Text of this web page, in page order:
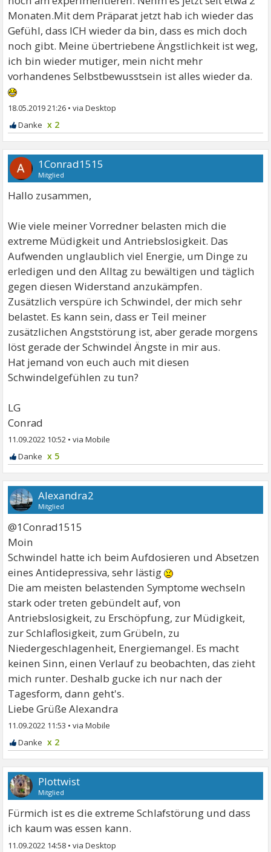
Monaten.Mit dem Präparat jetzt hab ich wieder das
Gefühl, dass ICH wieder da bin, dass es mich doch
noch gibt. Meine übertriebene Ängstlichkeit ist weg,
ich bin wieder mutiger, mein nicht mehr
vorhandenes Selbstbewusstsein ist alles wieder da.
18.05.2019 21:26 •
x 2
1Conrad1515
Mitglied
Hallo zusammen,
Wie viele meiner Vorredner belasten mich die
extreme Müdigkeit und Antriebslosigkeit. Das
Aufwenden unglaublich viel Energie, um Dinge zu
erledigen und den Alltag zu bewältigen und täglich
gegen diesen Widerstand anzukämpfen.
Zusätzlich verspüre ich Schwindel, der mich sehr
belastet. Es kann sein, dass er Teil meiner
zusätzlichen Angststörung ist, aber gerade morgens
löst gerade der Schwindel Ängste in mir aus.
Hat jemand von euch auch mit diesen
Schwindelgefühlen zu tun?
LG
Conrad
11.09.2022 10:52 •
x 5
Alexandra2
Mitglied
@1Conrad1515
Moin
Schwindel hatte ich beim Aufdosieren und Absetzen
eines Antidepressiva, sehr lästig
Die am meisten belastenden Symptome wechseln
stark oder treten gebündelt auf, von
Antriebslosigkeit, zu Erschöpfung, zur Müdigkeit,
zur Schlaflosigkeit, zum Grübeln, zu
Niedergeschlagenheit, Energiemangel. Es macht
keinen Sinn, einen Verlauf zu beobachten, das zieht
mich runter. Deshalb gucke ich nur nach der
Tagesform, dann geht's.
Liebe Grüße Alexandra
11.09.2022 11:53 •
x 2
Plottwist
Mitglied
Fürmich ist es die extreme Schlafstörung und dass
ich kaum was essen kann.
11.09.2022 14:58 •